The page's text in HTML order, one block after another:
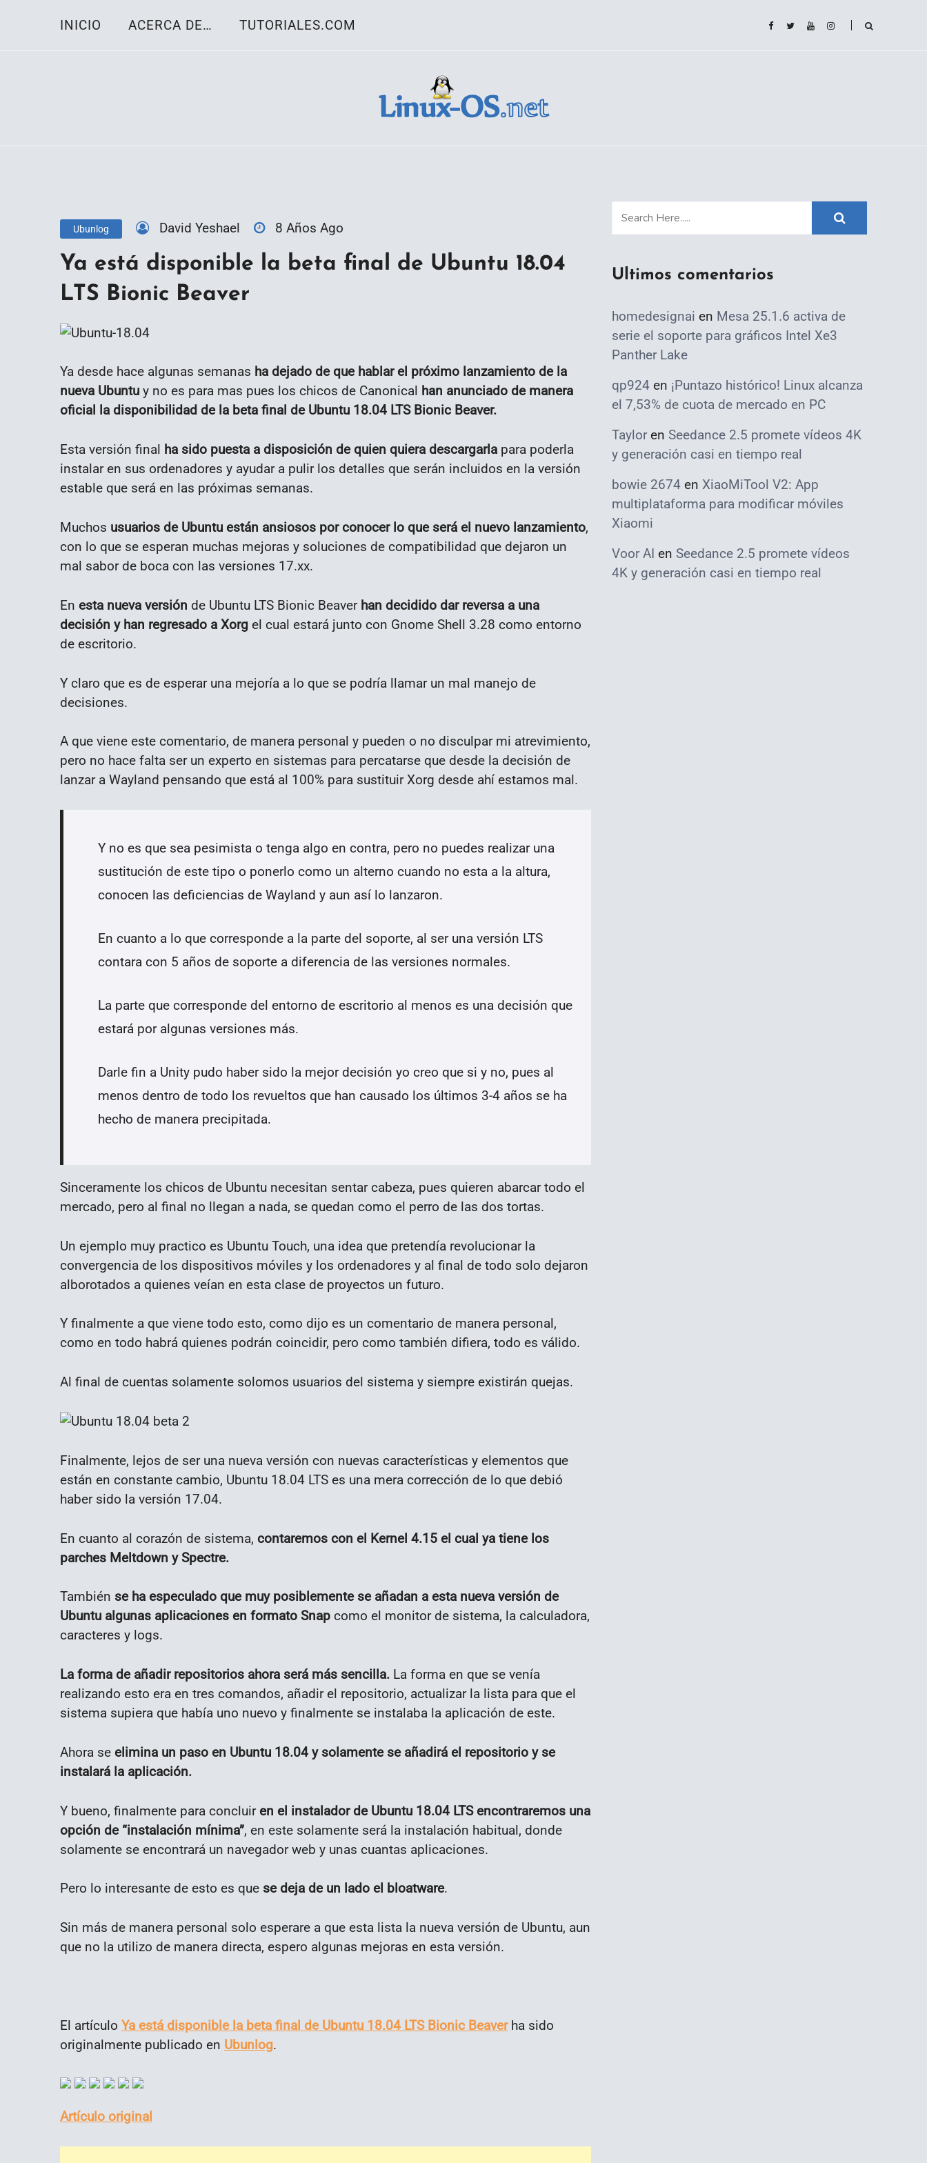
INICIO ACERCA DE… TUTORIALES.COM
Ubunlog David Yeshael 8 Años Ago
Ya está disponible la beta final de Ubuntu 18.04
LTS Bionic Beaver
Ya desde hace algunas semanas ha dejado de que hablar el próximo lanzamiento de la
nueva Ubuntu y no es para mas pues los chicos de Canonical han anunciado de manera
oficial la disponibilidad de la beta final de Ubuntu 18.04 LTS Bionic Beaver.
Esta versión final ha sido puesta a disposición de quien quiera descargarla para poderla
instalar en sus ordenadores y ayudar a pulir los detalles que serán incluidos en la versión
estable que será en las próximas semanas.
Muchos usuarios de Ubuntu están ansiosos por conocer lo que será el nuevo lanzamiento,
con lo que se esperan muchas mejoras y soluciones de compatibilidad que dejaron un
mal sabor de boca con las versiones 17.xx.
En esta nueva versión de Ubuntu LTS Bionic Beaverhan decidido dar reversa a una
decisión y han regresado a Xorg el cual estará junto con Gnome Shell 3.28 como entorno
de escritorio.
Y claro que es de esperar una mejoría a lo que se podría llamar un mal manejo de
decisiones.
A que viene este comentario, de manera personal y pueden o no disculpar mi atrevimiento,
pero no hace falta ser un experto en sistemas para percatarse que desde la decisión de
lanzar a Wayland pensando que está al 100% para sustituir Xorg desde ahí estamos mal.
Y no es que sea pesimista o tenga algo en contra, pero no puedes realizar una
sustitución de este tipo o ponerlo como un alterno cuando no esta a la altura,
conocen las deficiencias de Wayland y aun así lo lanzaron.
En cuanto a lo que corresponde a la parte del soporte, al ser una versión LTS
contara con 5 años de soporte a diferencia de las versiones normales.
La parte que corresponde del entorno de escritorio al menos es una decisión que
estará por algunas versiones más.
Darle fin a Unity pudo haber sido la mejor decisión yo creo que si y no, pues al
menos dentro de todo los revueltos que han causado los últimos 3-4 años se ha
hecho de manera precipitada.
Sinceramente los chicos de Ubuntu necesitan sentar cabeza, pues quieren abarcar todo el
mercado, pero al final no llegan a nada, se quedan como el perro de las dos tortas.
Un ejemplo muy practico es Ubuntu Touch, una idea que pretendía revolucionar la
convergencia de los dispositivos móviles y los ordenadores y al final de todo solo dejaron
alborotados a quienes veían en esta clase de proyectos un futuro.
Y finalmente a que viene todo esto, como dijo es un comentario de manera personal,
como en todo habrá quienes podrán coincidir, pero como también difiera, todo es válido.
Al final de cuentas solamente solomos usuarios del sistema y siempre existirán quejas.
Finalmente, lejos de ser una nueva versión con nuevas características y elementos que
están en constante cambio, Ubuntu 18.04 LTS es una mera corrección de lo que debió
haber sido la versión 17.04.
En cuanto al corazón de sistema, contaremos con el Kernel 4.15 el cual ya tiene los
parches Meltdown y Spectre.
También se ha especulado que muy posiblemente se añadan a esta nueva versión de
Ubuntu algunas aplicaciones en formato Snap como el monitor de sistema, la calculadora,
caracteres y logs.
La forma de añadir repositorios ahora será más sencilla. La forma en que se venía
realizando esto era en tres comandos, añadir el repositorio, actualizar la lista para que el
sistema supiera que había uno nuevo y finalmente se instalaba la aplicación de este.
Ahora se elimina un paso en Ubuntu 18.04 y solamente se añadirá el repositorio y se
instalará la aplicación.
Y bueno, finalmente para concluiren el instalador de Ubuntu 18.04 LTS encontraremos una
opción de “instalación mínima”, en este solamente será la instalación habitual, donde
solamente se encontrará un navegador web y unas cuantas aplicaciones.
Pero lo interesante de esto es que se deja de un lado el bloatware.
Sin más de manera personal solo esperare a que esta lista la nueva versión de Ubuntu, aun
que no la utilizo de manera directa, espero algunas mejoras en esta versión.
El artículo Ya está disponible la beta final de Ubuntu 18.04 LTS Bionic Beaverha sido
originalmente publicado en Ubunlog.
Artículo original
Ultimos comentarios
homedesignai en Mesa 25.1.6 activa de
serie el soporte para gráficos Intel Xe3
Panther Lake
qp924 en ¡Puntazo histórico! Linux alcanza
el 7,53% de cuota de mercado en PC
Taylor en Seedance 2.5 promete vídeos 4K
y generación casi en tiempo real
bowie 2674 en XiaoMiTool V2: App
multiplataforma para modificar móviles
Xiaomi
Voor AI en Seedance 2.5 promete vídeos
4K y generación casi en tiempo real